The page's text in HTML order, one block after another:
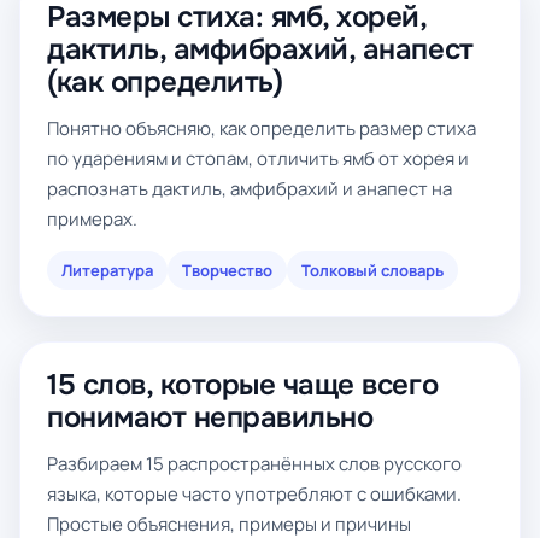
Размеры стиха: ямб, хорей,
дактиль, амфибрахий, анапест
(как определить)
Понятно объясняю, как определить размер стиха
по ударениям и стопам, отличить ямб от хорея и
распознать дактиль, амфибрахий и анапест на
примерах.
Литература Творчество Толковый словарь
15 слов, которые чаще всего
понимают неправильно
Разбираем 15 распространённых слов русского
языка, которые часто употребляют с ошибками.
Простые объяснения, примеры и причины